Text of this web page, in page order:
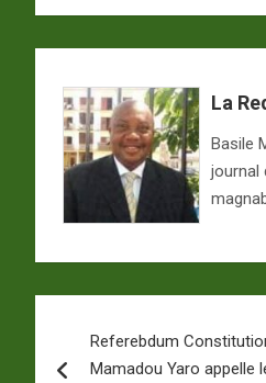
La
Basile
journal
de
Referebdum
Mamadou Yaro appelle